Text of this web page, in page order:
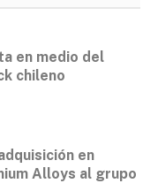
en medio del
chileno
en
Alloys al grupo